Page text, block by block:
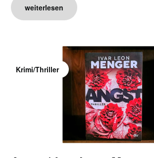
weiterlesen
Krimi/Thriller